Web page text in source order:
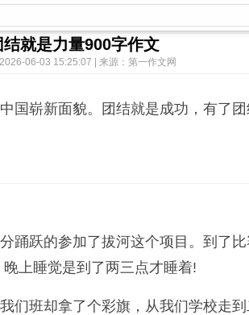
结就是力量900字作文
06-03 15:25:07 | 来源：第一作文网
国崭新面貌。团结就是成功，有了
踊跃的参加了拔河这个项目。到了
上睡觉是到了两三点才睡着!
们班却拿了个彩旗，从我们学校走